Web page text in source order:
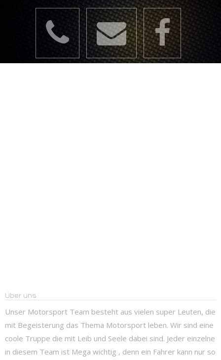
Über uns
Unser Motorsport Team besteht aus vielen super Leuten, die
mit Begeisterung das Thema Motorsport leben. Wir sind eine
coole Truppe die mit Leib und Seele dabei sind. Jeder einzelne
in diesem Team ist Mega wichtig , denn ein Fahrer kann nur so